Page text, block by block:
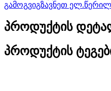
გამოგვიგზავნეთ
პროდუქტის
პროდუქტის